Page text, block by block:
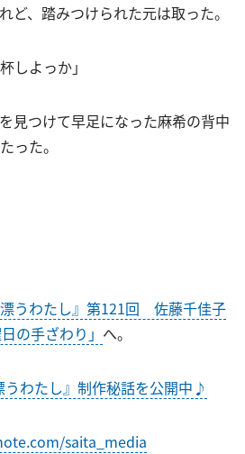
ど、踏みつけられた元は取った。
しよっか」
見つけて早足になった麻希の背中
った。
うわたし』第121回 佐藤千佳子
の手ざわり」 へ。
わたし』制作秘話を公開中♪
saita_media